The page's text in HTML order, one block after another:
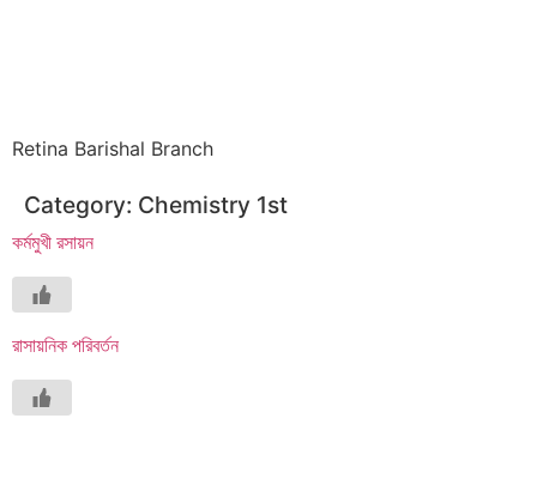
Retina Barishal Branch
Category: Chemistry 1st
কর্মমুখী রসায়ন
রাসায়নিক পরিবর্তন